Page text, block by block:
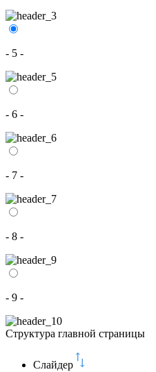
- 5 -
- 6 -
- 7 -
- 8 -
- 9 -
Структура главной страницы
Слайдер